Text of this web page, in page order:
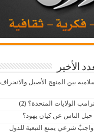
الأخير
بين المنهج الأصيل والانحراف
الولايات المتحدة؟ (2)
الناس عن كيان يهود؟
واجبٌ شرعي يمنع التبعية للدول